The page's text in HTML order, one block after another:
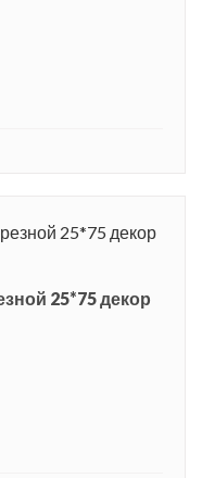
25*75 декор